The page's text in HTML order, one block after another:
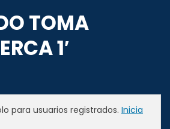
TOMA
1′
para usuarios registrados. Inicia